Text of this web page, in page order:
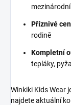
Příznivé
rodině
Kompletní
tepláky,
Winkiki Kids Wear
najdete aktuální